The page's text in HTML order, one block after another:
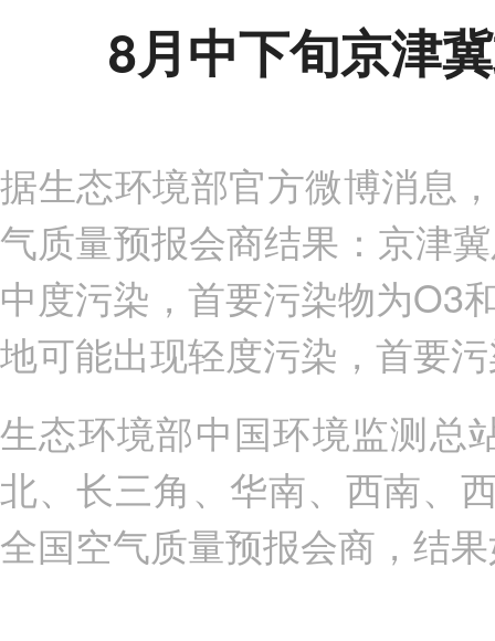
8月中下旬京津
据生态环境部官方微博消息
气质量预报会商结果：京津
中度污染，首要污染物为O3
地可能出现轻度污染，首要
生态环境部中国环境监测总
北、长三角、华南、西南、
全国空气质量预报会商，结